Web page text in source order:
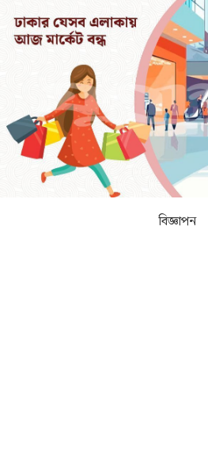
আর্কাইভ
কনভার্টার
বিজ্ঞাপন